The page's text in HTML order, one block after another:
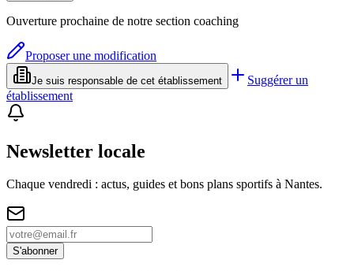
Ouverture prochaine de notre section coaching
Proposer une modification
Je suis responsable de cet établissement
Suggérer un
établissement
Newsletter locale
Chaque vendredi : actus, guides et bons plans sportifs à Nantes.
S'abonner